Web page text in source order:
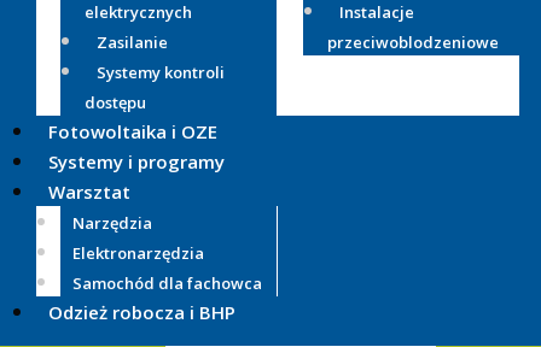
elektrycznych
Zasilanie
Systemy kontroli
dostępu
Instalacje
przeciwoblodzeniowe
Fotowoltaika i OZE
Systemy i programy
Warsztat
Narzędzia
Elektronarzędzia
Samochód dla fachowca
Odzież robocza i BHP